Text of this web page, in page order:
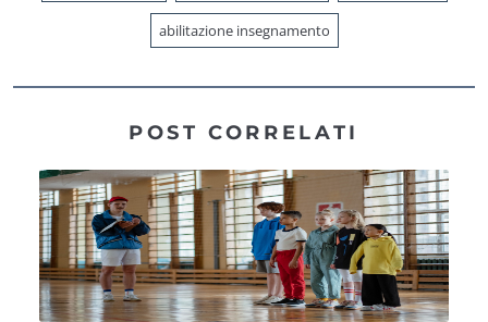
abilitazione insegnamento
POST CORRELATI